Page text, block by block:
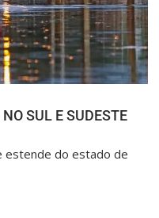
SUL E SUDESTE
estende do estado de